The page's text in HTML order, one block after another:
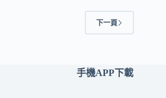
下一頁
手機APP下載